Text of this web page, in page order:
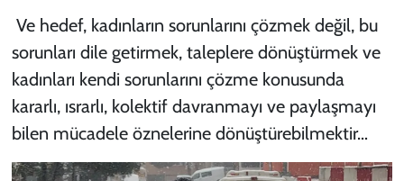
Ve hedef, kadınların sorunlarını çözmek değil, bu
sorunları dile getirmek, taleplere dönüştürmek ve
kadınları kendi sorunlarını çözme konusunda
kararlı, ısrarlı, kolektif davranmayı ve paylaşmayı
bilen mücadele öznelerine dönüştürebilmektir…